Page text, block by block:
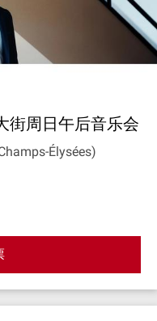
街周日午后音乐会
Élysées)